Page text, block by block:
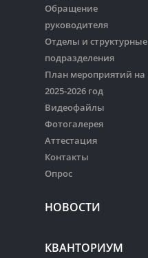
Обращение
руководителя
Отделы и структурные
подразделения
План мероприятий на
2025-2026 год
Видеофайлы
Фотогалерея
Аттестация
Контакты
Опрос
НОВОСТИ
КВАНТОРИУМ